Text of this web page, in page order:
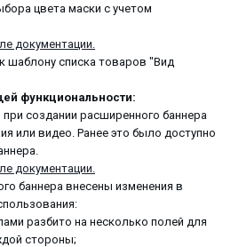
цвета маски с учетом
документации.
шаблону списка товаров "Вид
функциональности:
создании расширенного баннера
или видео. Ранее это было доступно
документации.
баннера внесены изменения в
разбито на несколько полей для
стороны;